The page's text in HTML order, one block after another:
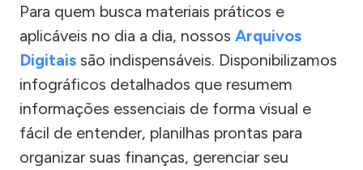
Para quem busca materiais práticos e
aplicáveis no dia a dia, nossos Arquivos
Digitais são indispensáveis. Disponibilizamos
infográficos detalhados que resumem
informações essenciais de forma visual e
fácil de entender, planilhas prontas para
organizar suas finanças, gerenciar seu